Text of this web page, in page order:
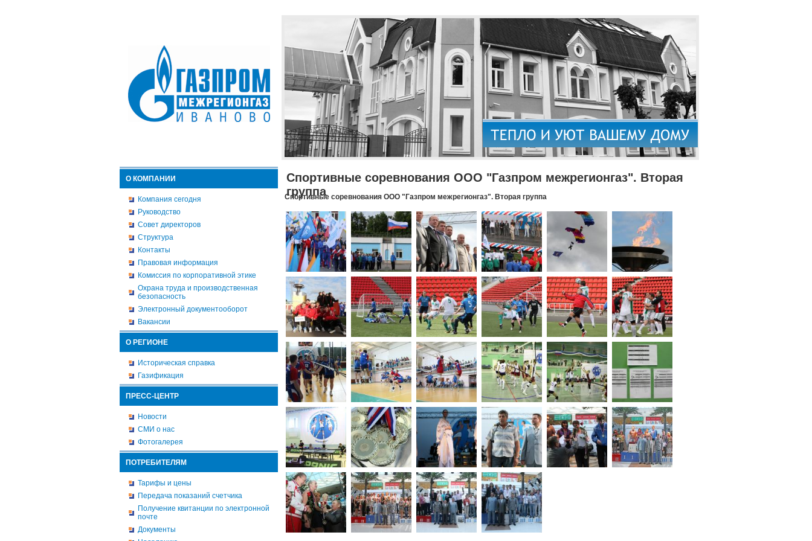
О КОМПАНИИ
Компания сегодня
Руководство
Совет директоров
Структура
Контакты
Правовая информация
Комиссия по корпоративной этике
Охрана труда и производственная
безопасность
Электронный документооборот
Вакансии
О РЕГИОНЕ
Историческая справка
Газификация
ПРЕСС-ЦЕНТР
Новости
СМИ о нас
Фотогалерея
ПОТРЕБИТЕЛЯМ
Тарифы и цены
Передача показаний счетчика
Получение квитанции по электронной
почте
Документы
Спортивные соревнования ООО "Газпром межрегионгаз". Вторая
группа
Спортивные соревнования ООО "Газпром межрегионгаз". Вторая группа